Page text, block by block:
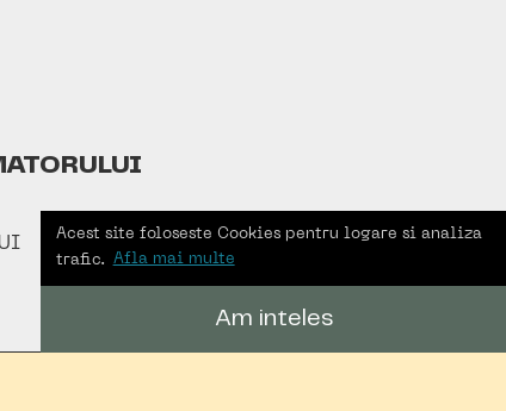
Acest site foloseste Cookies pentru logare si analiza
trafic.
Afla mai multe
Am inteles